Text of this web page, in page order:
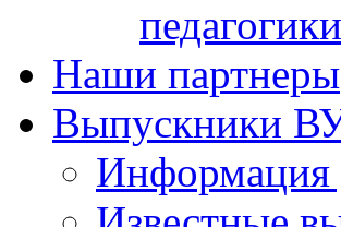
педагогики
Наши партнеры
Выпускники
Информация